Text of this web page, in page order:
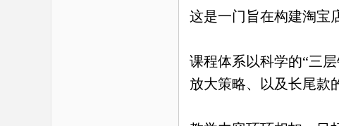
这是一门旨在构建淘宝
课程体系以科学的“三
放大策略、以及长尾款